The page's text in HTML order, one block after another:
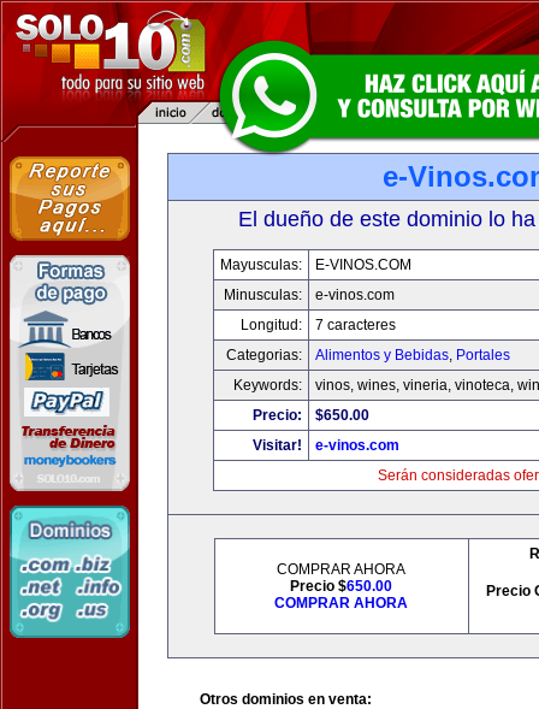
e-
El dueño de este dominio lo
Mayusculas:
E-VINOS.COM
Minusculas:
e-vinos.com
Longitud:
7 caracteres
Categorias:
Alimentos y Bebidas, Portales
Keywords:
vinos, wines, vineria, vinoteca,
Precio:
$650.00
Visitar!
e-vinos.com
Serán consideradas
COMPRAR AHORA
Precio $650.00
COMPRAR AHORA
Precio
Otros dominios en venta: